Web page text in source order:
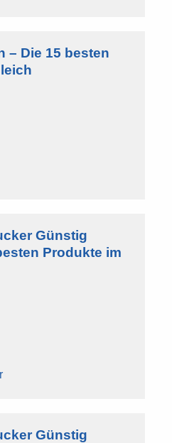
– Die 15 besten
Günstig
Produkte im
Günstig